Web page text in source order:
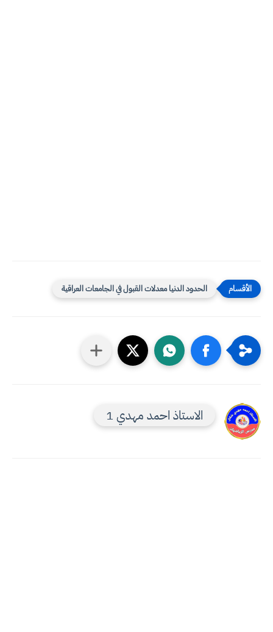
الحدود الدنيا معدلات القبول في الجامعات العراقية
الاستاذ احمد مهدي 1